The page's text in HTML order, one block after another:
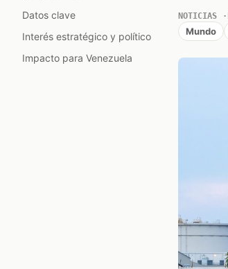
Datos clave
Interés estratégico y político
Impacto para Venezuela
NOTICIAS
Mundo